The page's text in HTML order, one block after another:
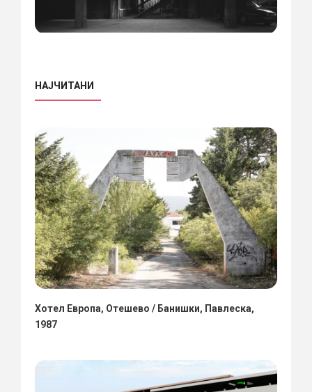
НАЈЧИТАНИ
Хотел Европа, Отешево / Банишки, Павлеска,
1987